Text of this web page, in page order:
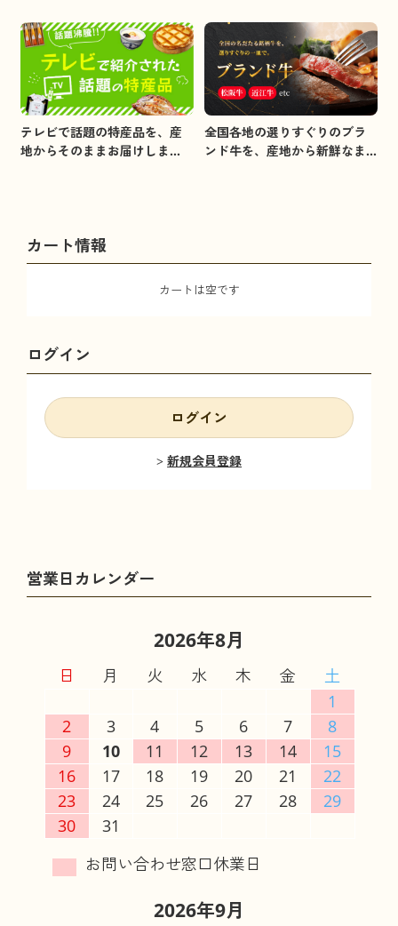
テレビで話題の特産品を、産
地からそのままお届けしま
全国各地の選りすぐりのブラ
ンド牛を、産地から新鮮なま
カート情報
カートは空です
ログイン
ログイン
新規会員登録
2026年8月
日 月 火 水 木 金
土
1
2
3 4 5 6 7
8
9
10 11 12 13 14
15
16
17 18 19 20 21
22
23
24 25 26 27 28
29
30
31
2026年9月